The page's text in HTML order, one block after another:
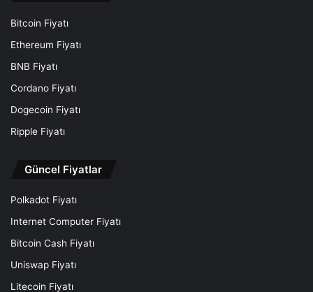
Bitcoin Fiyatı
Ethereum Fiyatı
BNB Fiyatı
Cordano Fiyatı
Dogecoin Fiyatı
Ripple Fiyatı
Güncel Fiyatlar
Polkadot Fiyatı
Internet Computer Fiyatı
Bitcoin Cash Fiyatı
Uniswap Fiyatı
Litecoin Fiyatı